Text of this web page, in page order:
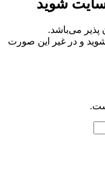
سایت شوید
پذیر می‌باشد.
و در غیر این صورت